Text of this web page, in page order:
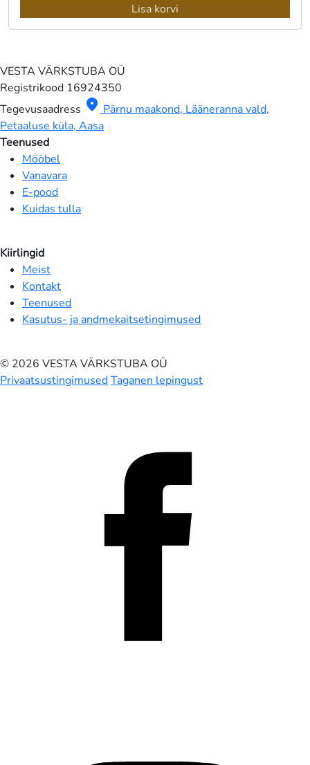
Lisa korvi
VESTA VÄRKSTUBA OÜ
Registrikood 16924350
Tegevusaadress location_on Pärnu maakond, Lääneranna vald,
Petaaluse küla, Aasa
Teenused
Mööbel
Vanavara
E-pood
Kuidas tulla
Kiirlingid
Meist
Kontakt
Teenused
Kasutus- ja andmekaitsetingimused
© 2026 VESTA VÄRKSTUBA OÜ
PrivaatsustingimusedTaganen lepingust